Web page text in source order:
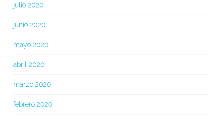
julio 2020
junio 2020
mayo 2020
abril 2020
marzo 2020
febrero 2020